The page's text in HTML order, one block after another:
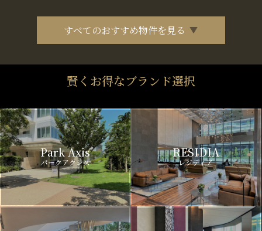
すべてのおすすめ物件を見る
賢くお得なブランド選択
Park Axis
パークアクシス
RESIDIA
レジディア